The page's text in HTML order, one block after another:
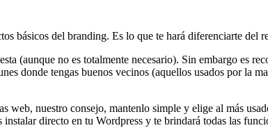
básicos del branding. Es lo que te hará diferenciarte del
(aunque no es totalmente necesario). Sin embargo es
donde tengas buenos vecinos (aquellos usados por la
web, nuestro consejo, mantenlo simple y elige al más
instalar directo en tu Wordpress y te brindará todas las